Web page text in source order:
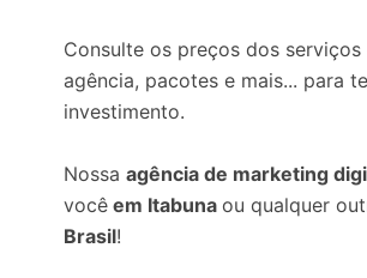
Consulte os preços dos serviços
agência, pacotes e mais... para
investimento.
Nossa agência de marketing
você em Itabuna ou qualquer
Brasil!